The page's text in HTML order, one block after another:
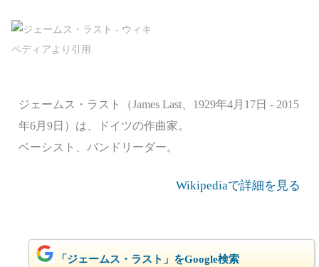
ジェームス・ラスト（James Last、1929年4月17日 - 2015
年6月9日）は、ドイツの作曲家。
ベーシスト、バンドリーダー。
Wikipediaで詳細を見る
「ジェームス・ラスト」をGoogle検索